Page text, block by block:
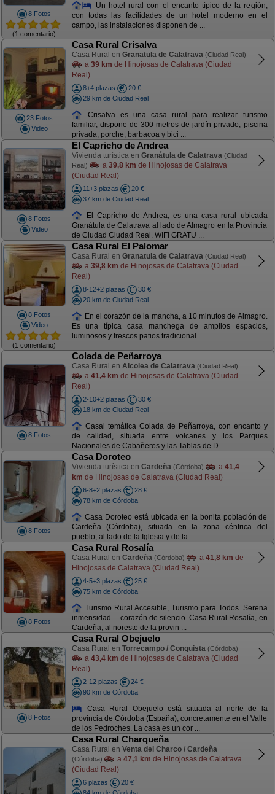
8 Fotos
(1 comentario)
Un hotel rural con el encanto típico de la región,
con todas las facilidades de un hotel moderno en el
campo, las instalaciones disponen de ...
23 Fotos
Video
Casa Rural Crisalva
Casa Rural en Granatula de Calatrava (Ciudad Real)
a 39 km de Hinojosas de Calatrava (Ciudad
Real)
8+4 plazas
20 €
29 km de Ciudad Real
Crisalva es una casa rural para realizar turismo
familiar, dispone de 300 metros de jardín privado, piscina
privada, porche, barbacoa y bici ...
8 Fotos
Video
El Capricho de Andrea
Vivienda turística en Granátula de Calatrava (Ciudad
Real)
a 39,8 km de Hinojosas de Calatrava
(Ciudad Real)
11+3 plazas
20 €
37 km de Ciudad Real
El Capricho de Andrea, es una casa rural ubicada
Granátula de Calatrava al lado de Almagro en la Provincia
de Ciudad Ciudad Real. WIFI GRATU ...
8 Fotos
Video
(1 comentario)
Casa Rural El Palomar
Casa Rural en Granatula de Calatrava (Ciudad Real)
a 39,8 km de Hinojosas de Calatrava (Ciudad
Real)
8-12+2 plazas
30 €
20 km de Ciudad Real
En el corazón de la mancha, a 10 minutos de Almagro.
Es una típica casa manchega de amplios espacios,
luminosos y frescos patios tradicional ...
8 Fotos
Colada de Peñarroya
Casa Rural en Alcolea de Calatrava (Ciudad Real)
a 41,4 km de Hinojosas de Calatrava (Ciudad
Real)
2-10+2 plazas
30 €
18 km de Ciudad Real
Casal temática Colada de Peñarroya, con encanto y
de calidad, situada entre volcanes y los Parques
Nacionales de Cabañeros y las Tablas de D ...
8 Fotos
Casa Doroteo
Vivienda turística en Cardeña (Córdoba) a 41,4
km de Hinojosas de Calatrava (Ciudad Real)
6-8+2 plazas
28 €
78 km de Córdoba
Casa Doroteo está ubicada en la bonita población de
Cardeña (Córdoba), situada en la zona céntrica del
pueblo, al lado de la Iglesia y de la ...
8 Fotos
Casa Rural Rosalía
Casa Rural en Cardeña (Córdoba) a 41,8 km de
Hinojosas de Calatrava (Ciudad Real)
4-5+3 plazas
25 €
75 km de Córdoba
Turismo Rural Accesible, Turismo para Todos. Serena
inmensidad… corazón de silencio. Casa Rural Rosalía, en
Cardeña, al noreste de la provin ...
8 Fotos
Casa Rural Obejuelo
Casa Rural en Torrecampo / Conquista (Córdoba)
a 43,4 km de Hinojosas de Calatrava (Ciudad
Real)
2-12 plazas
24 €
90 km de Córdoba
Casa Rural Obejuelo está situada al norte de la
provincia de Córdoba (España), concretamente en el Valle
de los Pedroches. La casa es un cor ...
Casa Rural Charqueña
Casa Rural en Venta del Charco / Cardeña
(Córdoba) a 47,1 km de Hinojosas de Calatrava
(Ciudad Real)
6 plazas
20 €